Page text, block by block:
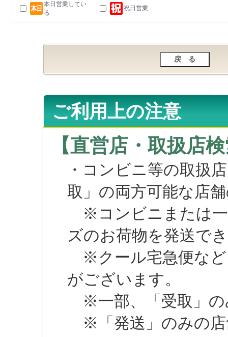
本日営業してい
る
祝日営業
ご利用上の注意
【直営店・取扱店
・コンビニ等の取扱
取」の両方可能な店
※コンビニまたは一
ズのお荷物を発送で
※クール宅急便など
がございます。
※一部、「受取」の
※「発送」のみの店